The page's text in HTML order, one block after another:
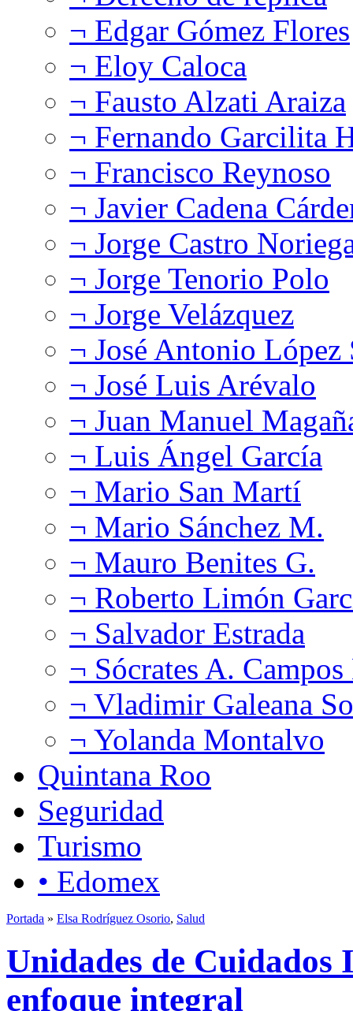
¬ Edgar Gómez Flores
¬ Eloy Caloca
¬ Fausto Alzati Araiza
¬ Fernando Garcilita
¬ Francisco Reynoso
¬ Javier Cadena
¬ Jorge Castro
¬ Jorge Tenorio Polo
¬ Jorge Velázquez
¬ José Antonio López
¬ José Luis Arévalo
¬ Juan Manuel
¬ Luis Ángel García
¬ Mario San Martí
¬ Mario Sánchez M.
¬ Mauro Benites G.
¬ Roberto Limón
¬ Salvador Estrada
¬ Sócrates A.
¬ Vladimir Galeana
¬ Yolanda Montalvo
Quintana Roo
Seguridad
Turismo
• Edomex
Portada » Elsa Rodríguez Osorio, Salud
Unidades de Cuidados
enfoque integral